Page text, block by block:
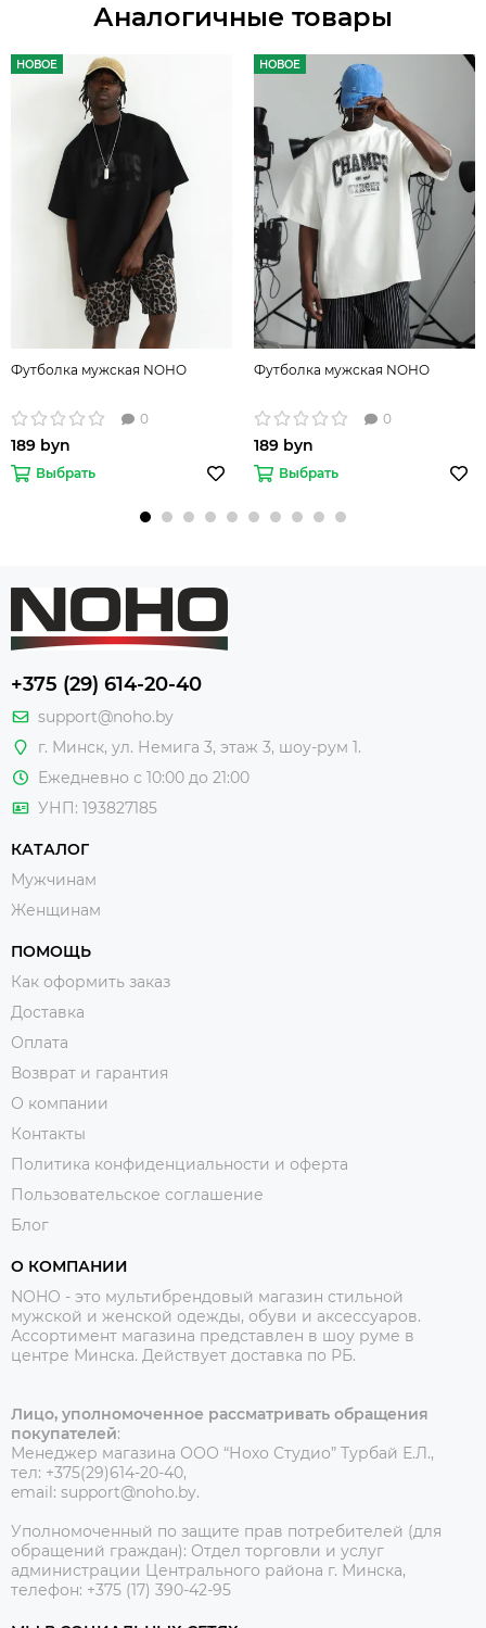
Аналогичные товары
НОВОЕ
Футболка мужская NOHO
0
189 byn
Выбрать
НОВОЕ
Футболка мужская NOHO
0
189 byn
Выбрать
+375 (29) 614-20-40
support@noho.by
г. Минск, ул. Немига 3, этаж 3, шоу-рум 1.
Ежедневно с 10:00 до 21:00
УНП: 193827185
КАТАЛОГ
Мужчинам
Женщинам
ПОМОЩЬ
Как оформить заказ
Доставка
Оплата
Возврат и гарантия
О компании
Контакты
Политика конфиденциальности и оферта
Пользовательское соглашение
Блог
О КОМПАНИИ
NOHO - это мультибрендовый магазин стильной
мужской и женской одежды, обуви и аксессуаров.
Ассортимент магазина представлен в шоу руме в
центре Минска. Действует доставка по РБ.
Лицо, уполномоченное рассматривать обращения
покупателей:
Менеджер магазина ООО “Нохо Студио” Турбай Е.Л.,
тел: +375(29)614-20-40,
email: support@noho.by.
Уполномоченный по защите прав потребителей (для
обращений граждан): Отдел торговли и услуг
администрации Центрального района г. Минска,
телефон: +375 (17) 390-42-95